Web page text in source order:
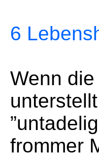
6
Wenn die
frommer